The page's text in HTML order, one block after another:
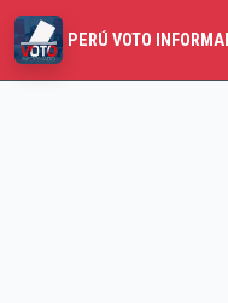
PERÚ VOTO